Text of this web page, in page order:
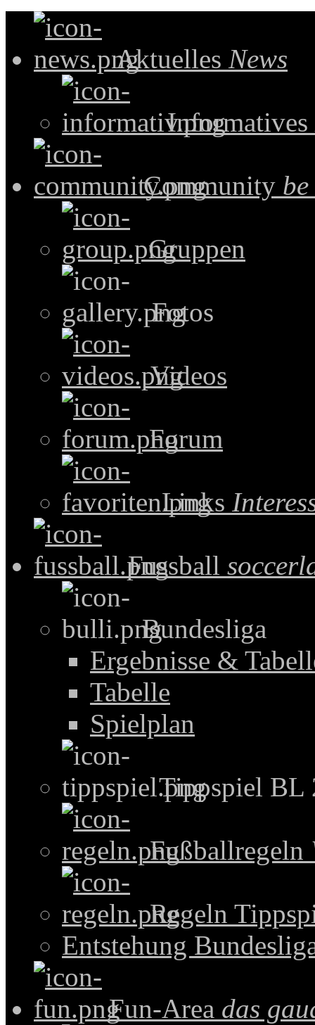
Aktuelles News
Informatives
Community
Gruppen
Fotos
Videos
Forum
Links
Fussball
Bundesliga
Ergebnisse &
Tabelle
Spielplan
Tippspiel BL
Fußballregeln
Regeln
Entstehung
Fun-Area das